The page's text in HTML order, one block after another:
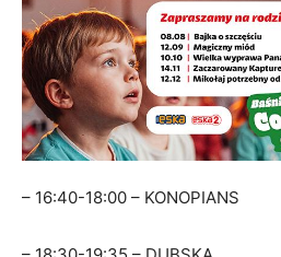
– 16:40-18:00 – KONOPIANS